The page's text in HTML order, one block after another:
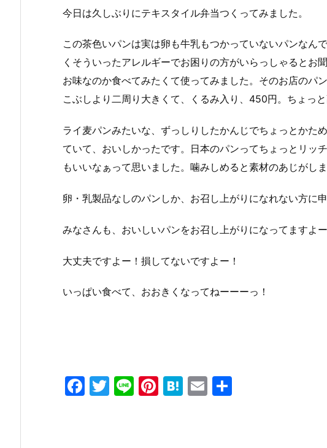
今日は久しぶりにテキスタイル弁当つくってみました。
この茶色いパンは実は卵も牛乳もつかっていないパンなん
くそういったアレルギーでお困りの方がいらっしゃるとお
お味なのか食べてみたくて使ってみました。そのお店のパ
こぶしより二周り大きくて、くるみ入り、450円。ちょっ
ライ麦パンみたいな、ずっしりしたかんじでちょっとかた
ていて、おいしかったです。日本のパンってちょっとリッ
もいいなぁって思いました。噛みしめると素材のあじがし
卵・乳製品なしのパンしか、お召し上がりになれない方に
みなさんも、おいしいパンをお召し上がりになってますよ
大丈夫ですよー！損してないですよー！
いっぱい食べて、おおきくなってねーーーっ！
F
T
Li Pi H
E